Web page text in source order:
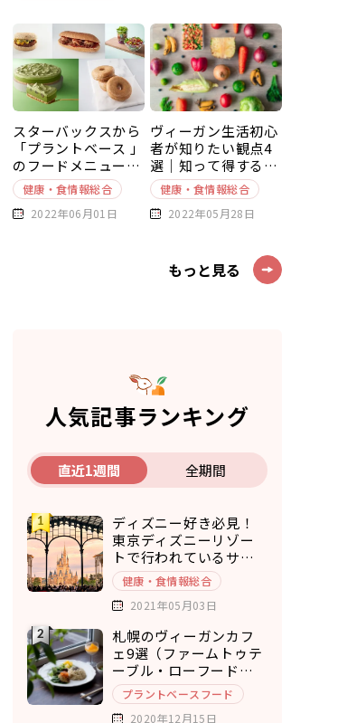
スターバックスから
「プラントベース 」
のフードメニューが
新発売
健康・食情報総合
2022年06月01日
ヴィーガン生活初心
者が知りたい観点4
選｜知って得する豆
知識～基本編～
健康・食情報総合
2022年05月28日
もっと見る
人気記事ランキング
直近1週間 全期間
ディズニー好き必見！
東京ディズニーリゾー
トで行われているサス
テナブルな取り組み5選
健康・食情報総合
2021年05月03日
札幌のヴィーガンカフ
ェ9選（ファームトゥテ
ーブル・ローフードカ
フェ・チキュウ）
プラントベースフード
2020年12月15日